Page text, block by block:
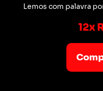
Lemos com palavra
12x